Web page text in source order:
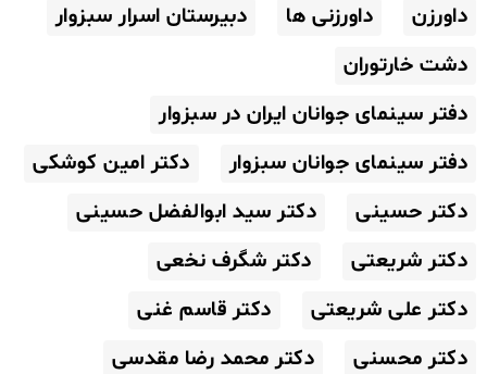
داورزن
داورزنی ها
دبیرستان اسرار سبزوار
دشت خارتوران
دفتر سینمای جوانان ایران در سبزوار
دفتر سینمای جوانان سبزوار
دکتر امین کوشکی
دکتر حسینی
دکتر سید ابوالفضل حسینی
دکتر شریعتی
دکتر شگرف نخعی
دکتر علی شریعتی
دکتر قاسم غنی
دکتر محسنی
دکتر محمد رضا مقدسی